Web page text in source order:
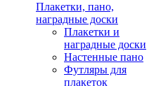
Плакетки, пано,
наградные доски
Плакетки и
наградные доски
Настенные пано
Футляры для
плакеток